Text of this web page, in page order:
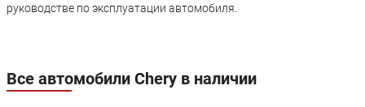
руководстве по эксплуатации автомобиля.
Все автомобили Chery в наличии